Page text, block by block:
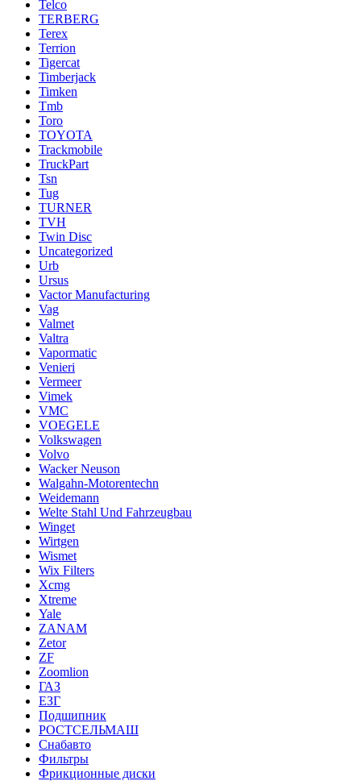
Telco
TERBERG
Terex
Terrion
Tigercat
Timberjack
Timken
Tmb
Toro
TOYOTA
Trackmobile
TruckPart
Tsn
Tug
TURNER
TVH
Twin Disc
Uncategorized
Urb
Ursus
Vactor Manufacturing
Vag
Valmet
Valtra
Vapormatic
Venieri
Vermeer
Vimek
VMC
VOEGELE
Volkswagen
Volvo
Wacker Neuson
Walgahn-Motorentechn
Weidemann
Welte Stahl Und Fahrzeugbau
Winget
Wirtgen
Wismet
Wix Filters
Xcmg
Xtreme
Yale
ZANAM
Zetor
ZF
Zoomlion
ГАЗ
ЕЗГ
Подшипник
РОСТСЕЛЬМАШ
Снабавто
Фильтры
Фрикционные диски